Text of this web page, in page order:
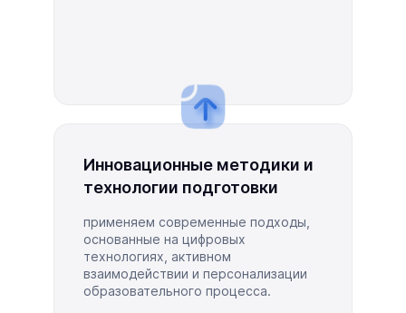
Инновационные методики и
технологии подготовки
применяем современные подходы,
основанные на цифровых
технологиях, активном
взаимодействии и персонализации
образовательного процесса.